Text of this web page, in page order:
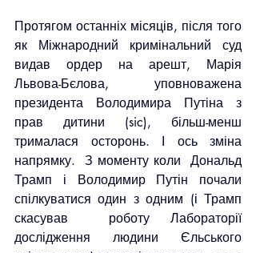
Протягом останніх місяців, після того
як Міжнародний кримінальний суд
видав ордер на арешт, Марія
Львова-Бєлова, уповноважена
президента Володимира Путіна з
прав дитини (sic), більш-менш
трималася осторонь. І ось зміна
напрямку.  З моменту коли  Дональд
Трамп і Володимир Путін почали
спілкуватися один з одним (і Трамп
скасував  роботу Лабораторії
дослідження людини Єльського